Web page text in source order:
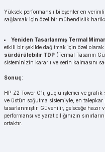
Yüksek performanslı bileşenler en
sağlamak için özel bir mühendislik
Yeniden Tasarlanmış Termal
etkili bir şekilde dağıtmak için özel
sürdürülebilir TDP (Termal Tasarım
sisteminizin kararlı ve serin kalmasını
Sonuç:
HP Z2 Tower G1i, güçlü işlemci ve
ve üstün soğutma sistemiyle, en
tasarlanmıştır. Güvenilir, geleceğe hazır
performansı ve yaratıcılığınızın
ortaktır.